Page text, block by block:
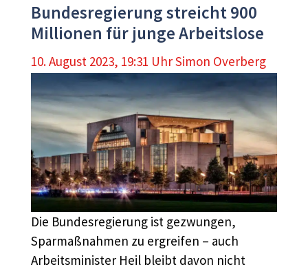
Bundesregierung streicht 900
Millionen für junge Arbeitslose
10. August 2023, 19:31 UhrSimon Overberg
Die Bundesregierung ist gezwungen,
Sparmaßnahmen zu ergreifen – auch
Arbeitsminister Heil bleibt davon nicht